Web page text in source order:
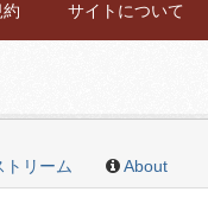
サイトについて
トリーム About